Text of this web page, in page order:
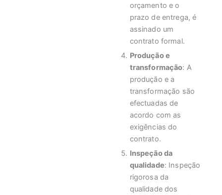
orçamento e o
prazo de entrega, é
assinado um
contrato formal.
Produção e
transformação: A
produção e a
transformação são
efectuadas de
acordo com as
exigências do
contrato.
Inspeção da
qualidade: Inspeção
rigorosa da
qualidade dos